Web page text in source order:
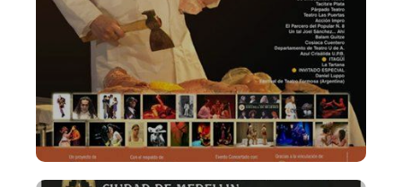
2009 – Un homenaje al teatro
profesional colombiano
Ver más